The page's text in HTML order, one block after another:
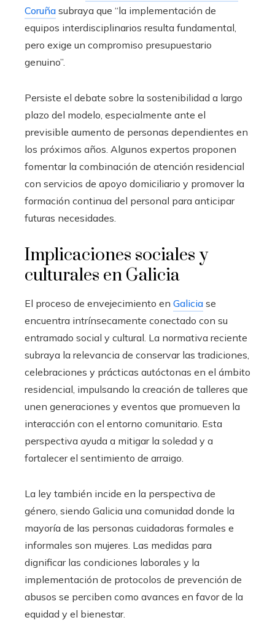
Coruña subraya que “la implementación de
equipos interdisciplinarios resulta fundamental,
pero exige un compromiso presupuestario
genuino”.
Persiste el debate sobre la sostenibilidad a largo
plazo del modelo, especialmente ante el
previsible aumento de personas dependientes en
los próximos años. Algunos expertos proponen
fomentar la combinación de atención residencial
con servicios de apoyo domiciliario y promover la
formación continua del personal para anticipar
futuras necesidades.
Implicaciones sociales y
culturales en Galicia
El proceso de envejecimiento en Galicia se
encuentra intrínsecamente conectado con su
entramado social y cultural. La normativa reciente
subraya la relevancia de conservar las tradiciones,
celebraciones y prácticas autóctonas en el ámbito
residencial, impulsando la creación de talleres que
unen generaciones y eventos que promueven la
interacción con el entorno comunitario. Esta
perspectiva ayuda a mitigar la soledad y a
fortalecer el sentimiento de arraigo.
La ley también incide en la perspectiva de
género, siendo Galicia una comunidad donde la
mayoría de las personas cuidadoras formales e
informales son mujeres. Las medidas para
dignificar las condiciones laborales y la
implementación de protocolos de prevención de
abusos se perciben como avances en favor de la
equidad y el bienestar.